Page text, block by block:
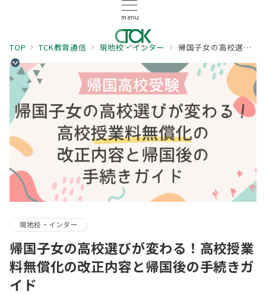
menu
TOP TCK教育通信 現地校・インター 帰国子女の高校選びが変わる！高校授業料無償化の改正内容と帰国後の手続きガイド
現地校・インター
帰国子女の高校選びが変わる！高校授業
料無償化の改正内容と帰国後の手続きガ
イド